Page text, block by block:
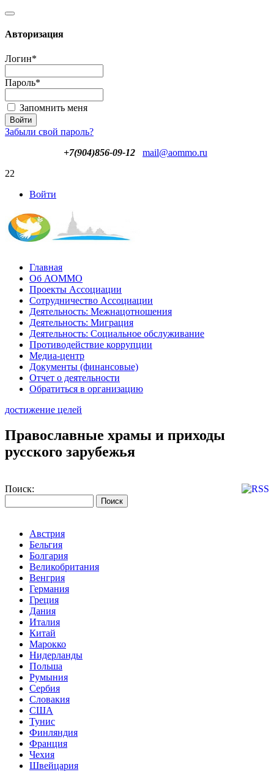
Авторизация
Логин*
Пароль*
Запомнить меня
Забыли свой пароль?
+7(904)856-09-12
mail@aommo.ru
22
Войти
Главная
Об АОММО
Проекты Ассоциации
Сотрудничество Ассоциации
Деятельность: Межнацотношения
Деятельность: Миграция
Деятельность: Социальное обслуживание
Противодействие коррупции
Медиа-центр
Документы (финансовые)
Отчет о деятельности
Обратиться в организацию
достижение целей
Православные храмы и приходы
русского зарубежья
Поиск:
Австрия
Бельгия
Болгария
Великобритания
Венгрия
Германия
Греция
Дания
Италия
Китай
Марокко
Нидерланды
Польша
Румыния
Сербия
Словакия
США
Тунис
Финляндия
Франция
Чехия
Швейцария